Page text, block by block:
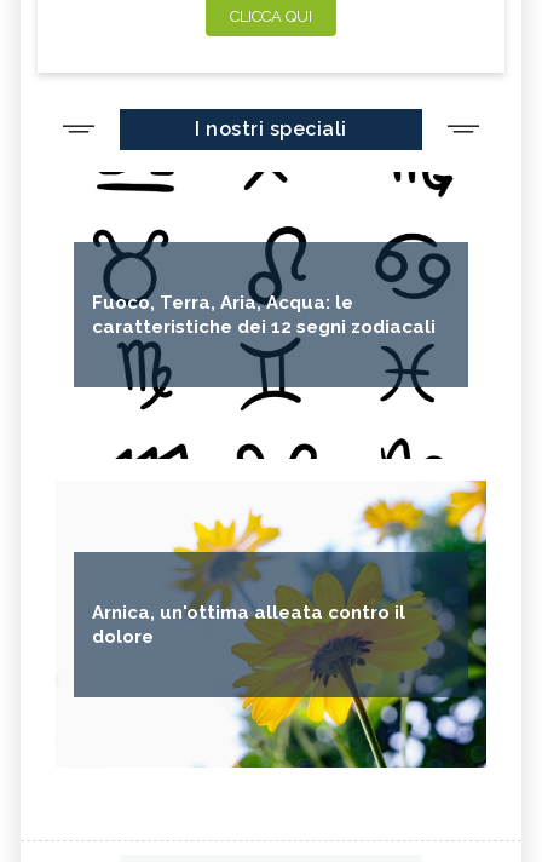
CLICCA QUI
I nostri speciali
Fuoco, Terra, Aria, Acqua: le
caratteristiche dei 12 segni zodiacali
Arnica, un'ottima alleata contro il
dolore